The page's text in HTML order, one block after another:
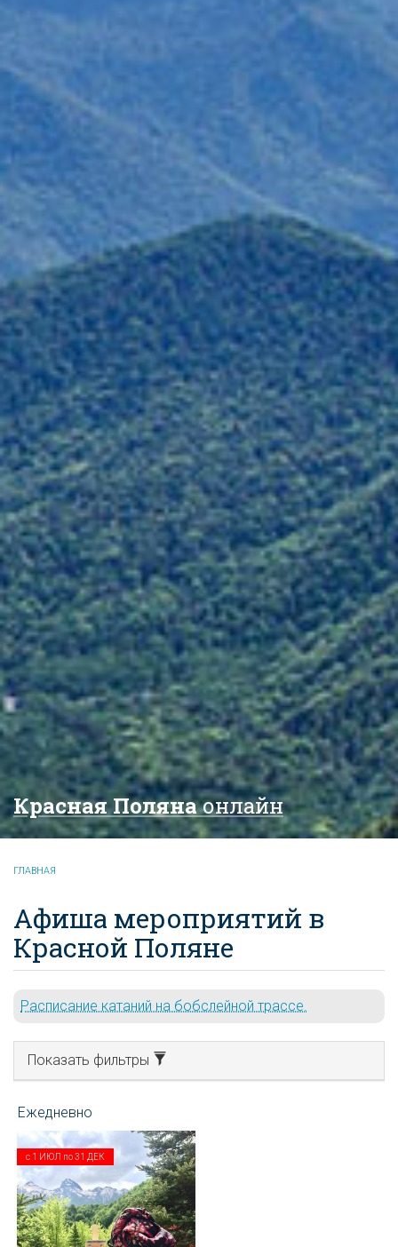
Красная Полянаонлайн
ГЛАВНАЯ
Афиша мероприятий в
Красной Поляне
Расписание катаний на бобслейной трассе.
Показать фильтры
с 1 ИЮЛ по31 ДЕК